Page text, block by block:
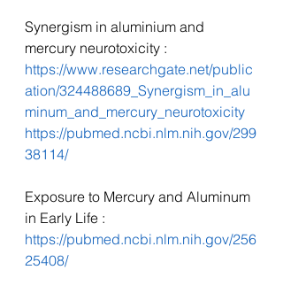
Synergism in aluminium and
mercury neurotoxicity :
https://www.researchgate.net/public
ation/324488689_Synergism_in_alu
minum_and_mercury_neurotoxicity
https://pubmed.ncbi.nlm.nih.gov/299
38114/
Exposure to Mercury and Aluminum
in Early Life :
https://pubmed.ncbi.nlm.nih.gov/256
25408/